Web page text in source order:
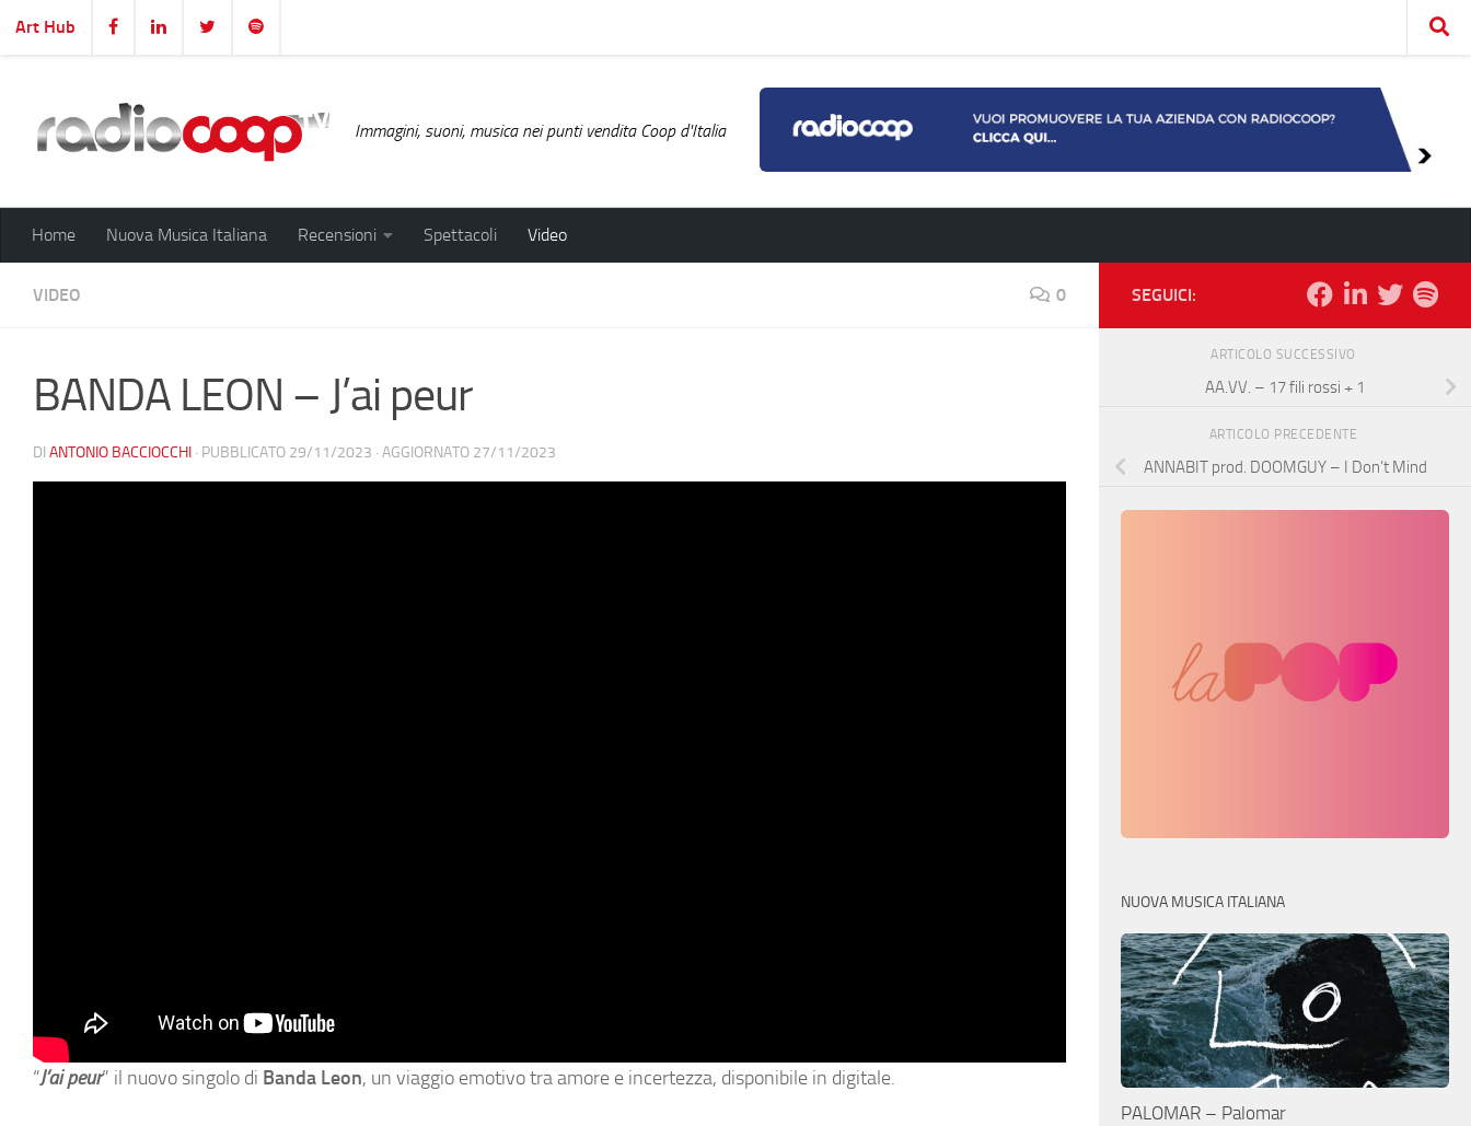
Salta al contenuto
Art Hub
Immagini, suoni, musica nei punti vendita Coop d'Italia
Home Nuova Musica Italiana Recensioni Spettacoli Video
VIDEO 0
BANDA LEON – J’ai peur
DI ANTONIO BACCIOCCHI · PUBBLICATO 29/11/2023 · AGGIORNATO 27/11/2023
“J’ai peur” il nuovo singolo di Banda Leon, un viaggio emotivo tra amore e incertezza, disponibile in digitale.
SEGUICI:
ARTICOLO SUCCESSIVO
AA.VV. – 17 fili rossi + 1
ARTICOLO PRECEDENTE
ANNABIT prod. DOOMGUY – I Don’t Mind
NUOVA MUSICA ITALIANA
PALOMAR – Palomar